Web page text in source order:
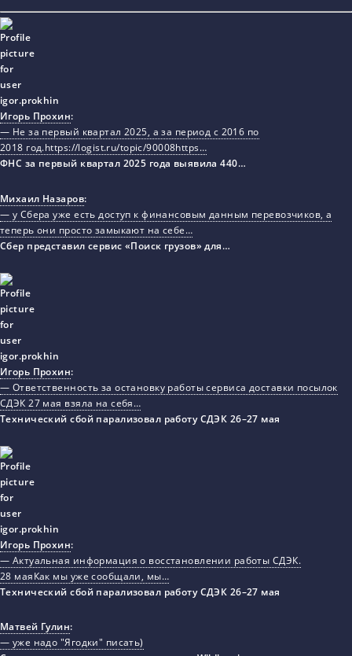
Игорь Прохин:
— Не за первый квартал 2025, а за период с 2016 по
2018 год.https://logist.ru/topic/90008https…
ФНС за первый квартал 2025 года выявила 440…
Михаил Назаров:
— у Сбера уже есть доступ к финансовым данным перевозчиков, а
теперь они просто замыкают на себе…
Сбер представил сервис «Поиск грузов» для…
Игорь Прохин:
— Ответственность за остановку работы сервиса доставки посылок
СДЭК 27 мая взяла на себя…
Технический сбой парализовал работу СДЭК 26–27 мая
Игорь Прохин:
— Актуальная информация о восстановлении работы СДЭК.
28 маяКак мы уже сообщали, мы…
Технический сбой парализовал работу СДЭК 26–27 мая
Матвей Гулин:
— уже надо "Ягодки" писать)